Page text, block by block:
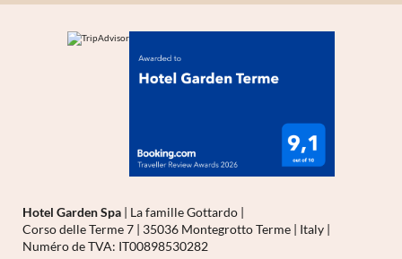
Hotel Garden Spa | La famille Gottardo |
Corso delle Terme 7 | 35036 Montegrotto Terme | Italy |
Numéro de TVA: IT00898530282